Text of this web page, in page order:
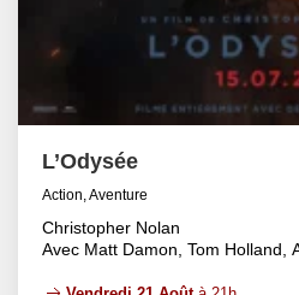
L’Odysée
Action, Aventure
Christopher Nolan
Avec Matt Damon, Tom Holland,